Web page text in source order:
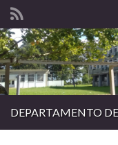
Search
DEPARTAMENTO